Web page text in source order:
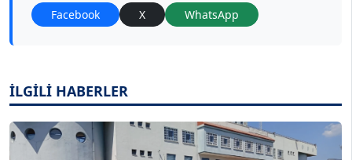
Facebook X WhatsApp
İLGİLİ HABERLER